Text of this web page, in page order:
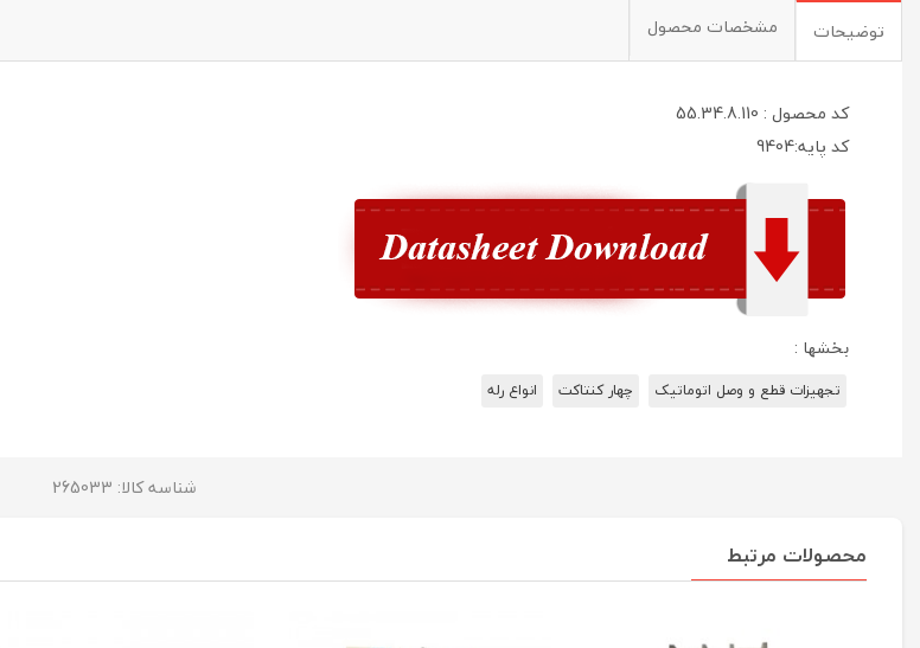
توضیحات مشخصات محصول
کد محصول : 55.34.8.110
کد پایه:9404
بخشها :
تجهیزات قطع و وصل اتوماتیک چهار کنتاکت انواع رله
شناسه کالا: 265033
محصولات مرتبط